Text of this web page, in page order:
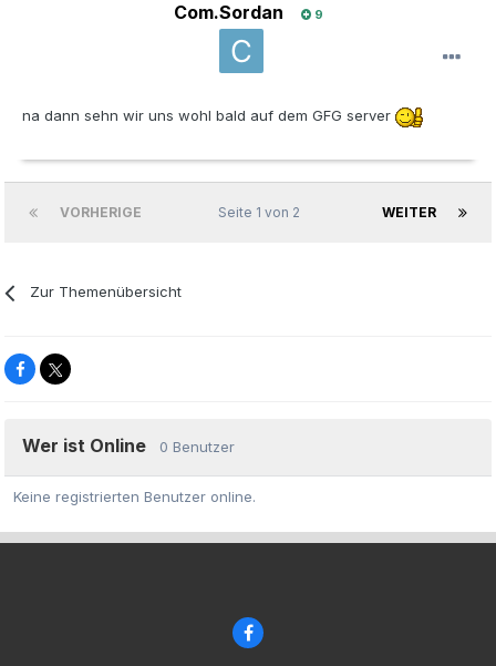
Com.Sordan 9
na dann sehn wir uns wohl bald auf dem GFG server
VORHERIGE WEITER
Seite 1 von 2
Zur Themenübersicht
Wer ist Online 0 Benutzer
Keine registrierten Benutzer online.